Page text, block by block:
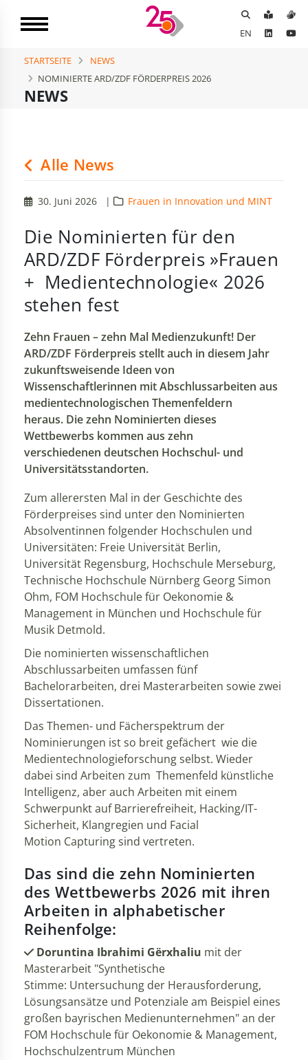
EN
NEWS
STARTSEITE
NEWS
NOMINIERTE ARD/ZDF FÖRDERPREIS 2026
Alle News
30. Juni 2026 | Frauen in Innovation und MINT
Die Nominierten für den
ARD/ZDF Förderpreis »Frauen
+ Medientechnologie« 2026
stehen fest
Zehn Frauen – zehn Mal Medienzukunft! Der
ARD/ZDF Förderpreis stellt auch in diesem Jahr
zukunftsweisende Ideen von
Wissenschaftlerinnen mit Abschlussarbeiten aus
medientechnologischen Themenfeldern
heraus. Die zehn Nominierten dieses
Wettbewerbs kommen aus zehn
verschiedenen deutschen Hochschul- und
Universitätsstandorten.
Zum allerersten Mal in der Geschichte des
Förderpreises sind unter den Nominierten
Absolventinnen folgender Hochschulen und
Universitäten: Freie Universität Berlin,
Universität Regensburg, Hochschule Merseburg,
Technische Hochschule Nürnberg Georg Simon
Ohm, FOM Hochschule für Oekonomie &
Management in München und Hochschule für
Musik Detmold.
Die nominierten wissenschaftlichen
Abschlussarbeiten umfassen fünf
Bachelorarbeiten, drei Masterarbeiten sowie zwei
Dissertationen.
Das Themen- und Fächerspektrum der
Nominierungen ist so breit gefächert wie die
Medientechnologieforschung selbst. Wieder
dabei sind Arbeiten zum Themenfeld künstliche
Intelligenz, aber auch Arbeiten mit einem
Schwerpunkt auf Barrierefreiheit, Hacking/IT-
Sicherheit, Klangregien und Facial
Motion Capturing sind vertreten.
Das sind die zehn Nominierten
des Wettbewerbs 2026 mit ihren
Arbeiten in alphabetischer
Reihenfolge:
Doruntina Ibrahimi Gërxhaliu mit der
Masterarbeit "Synthetische
Stimme: Untersuchung der Herausforderung,
Lösungsansätze und Potenziale am Beispiel eines
großen bayrischen Medienunternehmen" an der
FOM Hochschule für Oekonomie & Management,
Hochschulzentrum München